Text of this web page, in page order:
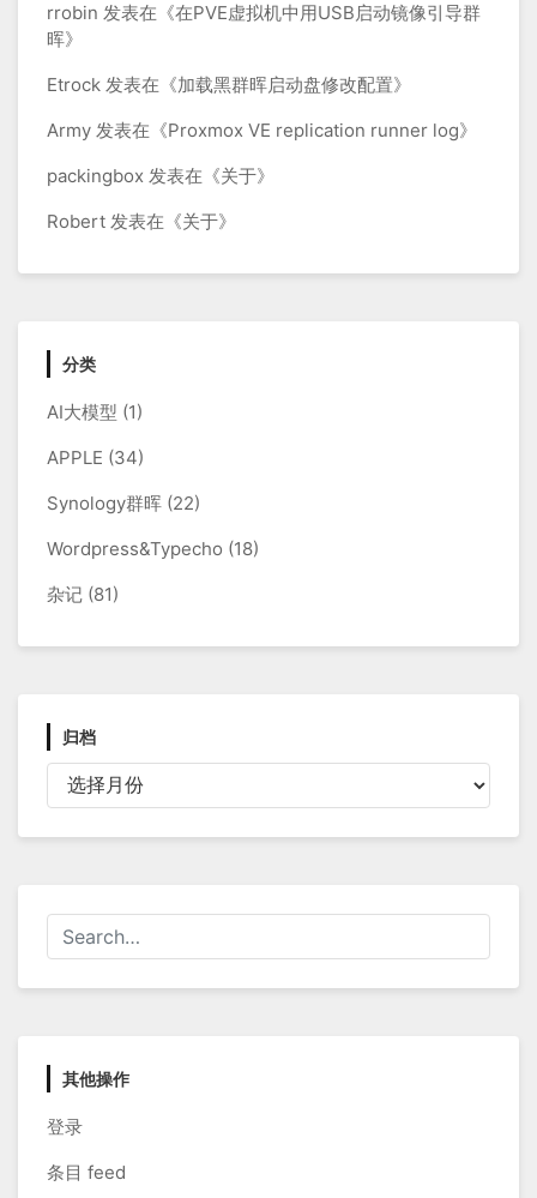
rrobin 发表在《在PVE虚拟机中用USB启动镜像引导群
晖》
Etrock 发表在《加载黑群晖启动盘修改配置》
Army 发表在《Proxmox VE replication runner log》
packingbox 发表在《关于》
Robert 发表在《关于》
分类
AI大模型 (1)
APPLE (34)
Synology群晖 (22)
Wordpress&Typecho (18)
杂记 (81)
归档
档
其他操作
登录
条目 feed